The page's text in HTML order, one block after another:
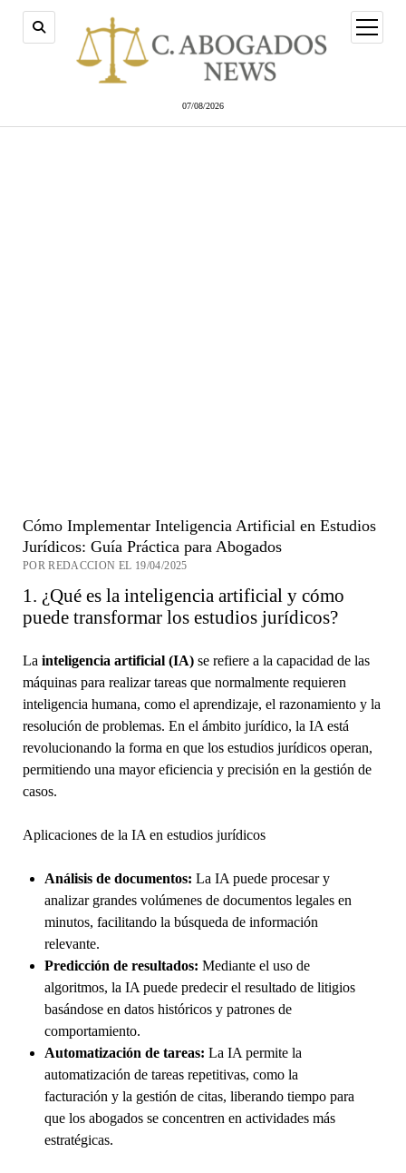
07/08/2026
abrir
menú
Cómo Implementar Inteligencia Artificial en Estudios
Jurídicos: Guía Práctica para Abogados
POR REDACCION EL 19/04/2025
1. ¿Qué es la inteligencia artificial y cómo
puede transformar los estudios jurídicos?
La inteligencia artificial (IA)se refiere a la capacidad de las
máquinas para realizar tareas que normalmente requieren
inteligencia humana, como el aprendizaje, el razonamiento y la
resolución de problemas. En el ámbito jurídico, la IA está
revolucionando la forma en que los estudios jurídicos operan,
permitiendo una mayor eficiencia y precisión en la gestión de
casos.
Aplicaciones de la IA en estudios jurídicos
Análisis de documentos: La IA puede procesar y
analizar grandes volúmenes de documentos legales en
minutos, facilitando la búsqueda de información
relevante.
Predicción de resultados: Mediante el uso de
algoritmos, la IA puede predecir el resultado de litigios
basándose en datos históricos y patrones de
comportamiento.
Automatización de tareas: La IA permite la
automatización de tareas repetitivas, como la
facturación y la gestión de citas, liberando tiempo para
que los abogados se concentren en actividades más
estratégicas.